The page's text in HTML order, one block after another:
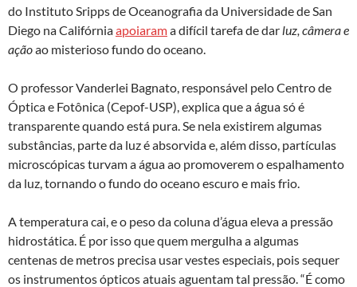
do Instituto Sripps de Oceanografia da Universidade de San
Diego na Califórniaapoiarama difícil tarefa de dar luz, câmera e
açãoao misterioso fundo do oceano.
O professor Vanderlei Bagnato, responsável pelo Centro de
Óptica e Fotônica (Cepof-USP), explica que a água só é
transparente quando está pura. Se nela existirem algumas
substâncias, parte da luz é absorvida e, além disso, partículas
microscópicas turvam a água ao promoverem o espalhamento
da luz, tornando o fundo do oceano escuro e mais frio.
A temperatura cai, e o peso da coluna d’água eleva a pressão
hidrostática. É por isso que quem mergulha a algumas
centenas de metros precisa usar vestes especiais, pois sequer
os instrumentos ópticos atuais aguentam tal pressão. “É como